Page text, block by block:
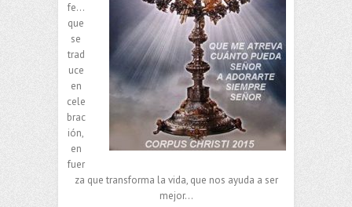
fe…
que
se
trad
uce
en
cele
brac
ión,
en
fuer
za que transforma la vida, que nos ayuda a ser
mejor…